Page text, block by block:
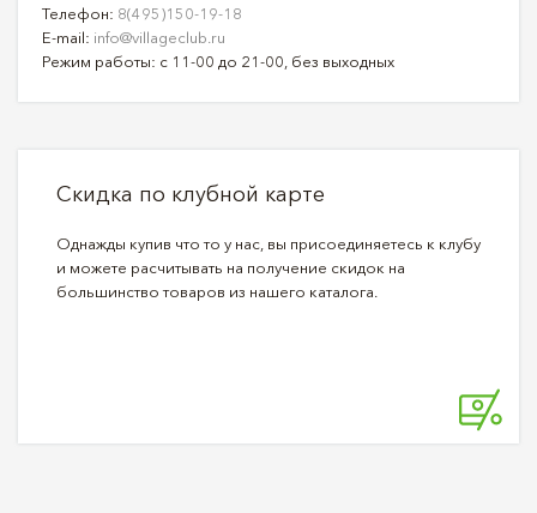
Телефон: 8(495)150-19-18
E-mail: info@villageclub.ru
Режим работы: с 11-00 до 21-00, без выходных
Скидка по клубной карте
Однажды купив что то у нас, вы присоединяетесь к клубу
и можете расчитывать на получение скидок на
большинство товаров из нашего каталога.